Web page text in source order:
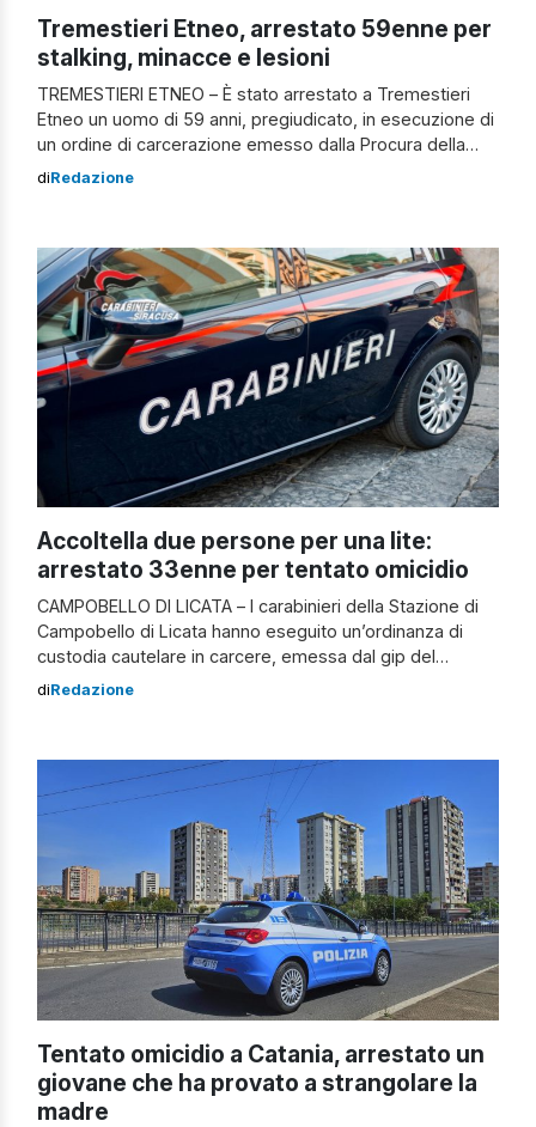
Tremestieri Etneo, arrestato 59enne per
stalking, minacce e lesioni
TREMESTIERI ETNEO – È stato arrestato a Tremestieri
Etneo un uomo di 59 anni, pregiudicato, in esecuzione di
un ordine di carcerazione emesso dalla Procura della
Repubblica presso il Tribunale di Catania. L’uomo è stato
taglio. Arrestato per stalking a […]
diRedazione
Accoltella due persone per una lite:
arrestato 33enne per tentato omicidio
CAMPOBELLO DI LICATA – I carabinieri della Stazione di
Campobello di Licata hanno eseguito un’ordinanza di
custodia cautelare in carcere, emessa dal gip del
Tribunale di Gela su richiesta della Procura della
personali, minaccia e porto di armi […]
diRedazione
Tentato omicidio a Catania, arrestato un
giovane che ha provato a strangolare la
madre